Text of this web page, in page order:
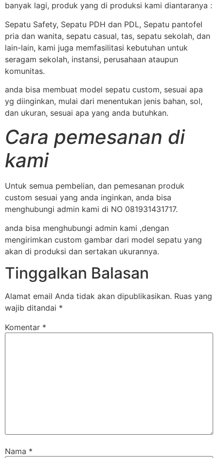
banyak lagi, produk yang di produksi kami diantaranya :
Sepatu Safety, Sepatu PDH dan PDL, Sepatu pantofel
pria dan wanita, sepatu casual, tas, sepatu sekolah, dan
lain-lain, kami juga memfasilitasi kebutuhan untuk
seragam sekolah, instansi, perusahaan ataupun
komunitas.
anda bisa membuat model sepatu custom, sesuai apa
yg diinginkan, mulai dari menentukan jenis bahan, sol,
dan ukuran, sesuai apa yang anda butuhkan.
Cara pemesanan di
kami
Untuk semua pembelian, dan pemesanan produk
custom sesuai yang anda inginkan, anda bisa
menghubungi admin kami di NO 081931431717.
anda bisa menghubungi admin kami ,dengan
mengirimkan custom gambar dari model sepatu yang
akan di produksi dan sertakan ukurannya.
Tinggalkan Balasan
Alamat email Anda tidak akan dipublikasikan. Ruas yang
wajib ditandai *
Komentar *
Nama *